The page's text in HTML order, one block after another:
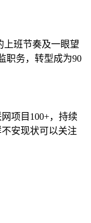
上班节奏及一眼望
职务，转型成为90
项目100+，持续
安现状可以关注